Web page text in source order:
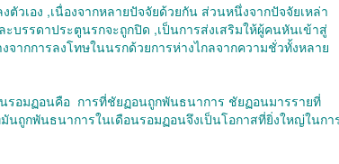
ตัวเอง ,เนื่องจากหลายปัจจัยด้วยกัน ส่วนหนึ่งจากปัจจัยเหล่า
บรรดาประตูนรกจะถูกปิด ,เป็นการส่งเสริมให้ผู้คนหันเข้าสู่
ากการลงโทษในนรกด้วยการห่างไกลจากความชั่วทั้งหลาย
รอมฏอนคือ การที่ชัยฏอนถูกพันธนาการ ชัยฏอนมารรายที่
นถูกพันธนาการในเดือนรอมฏอนจึงเป็นโอกาสที่ยิ่งใหญ่ในกา